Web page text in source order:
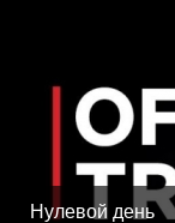
Нулевой день